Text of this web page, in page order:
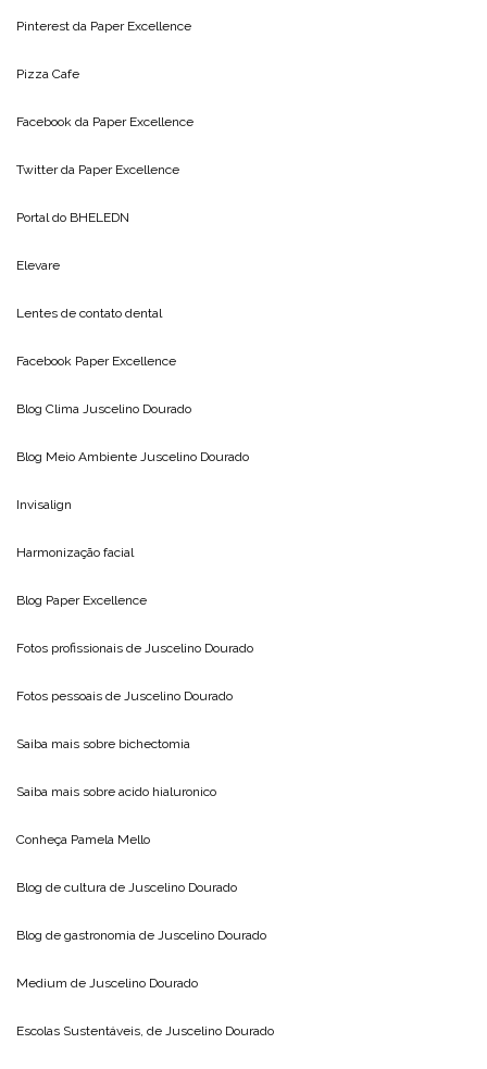
Pinterest da Paper Excellence
Pizza Cafe
Facebook da Paper Excellence
Twitter da Paper Excellence
Portal do BHELEDN
Elevare
Lentes de contato dental
Facebook Paper Excellence
Blog Clima Juscelino Dourado
Blog Meio Ambiente Juscelino Dourado
Invisalign
Harmonização facial
Blog Paper Excellence
Fotos profissionais de Juscelino Dourado
Fotos pessoais de Juscelino Dourado
Saiba mais sobre bichectomia
Saiba mais sobre acido hialuronico
Conheça Pamela Mello
Blog de cultura de Juscelino Dourado
Blog de gastronomia de Juscelino Dourado
Medium de Juscelino Dourado
Escolas Sustentáveis, de Juscelino Dourado